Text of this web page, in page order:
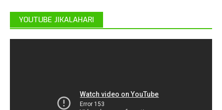
YOUTUBE JIKALAHARI